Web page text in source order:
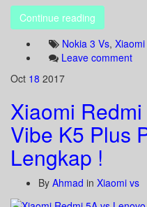
Continue reading
Nokia 3 Vs,
Leave comment
Oct 18 2017
Xiaomi
Vibe K5 Plus
Lengkap !
By Ahmad in Xiaomi vs